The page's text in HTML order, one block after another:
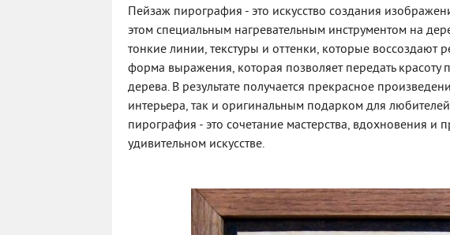
Пейзаж пирография - это искусство создания
этом специальным нагревательным инструментом на
тонкие линии, текстуры и оттенки, которые воссоздают
форма выражения, которая позволяет передать
дерева. В результате получается прекрасное
интерьера, так и оригинальным подарком для
пирография - это сочетание мастерства, вдохновения
удивительном искусстве.